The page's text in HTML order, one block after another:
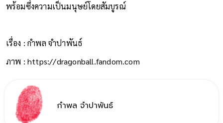
พร้อมซึ่งความเป็นมนุษย์โดยสัมบูรณ์
เรื่อง : กำพล จำปาพันธ์
ภาพ : https://dragonball.fandom.com
กำพล จำปาพันธ์